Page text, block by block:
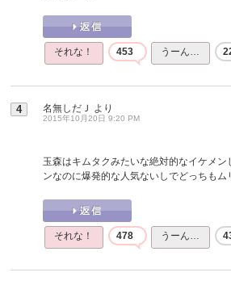
それな！ 453 うーん…
4 名無しだＪ より
2015年10月20日 9:20 PM
玉森はキムタクみたいな絶対的なイケメン
ンなのに爆発的な人気ないしでどっちもム
それな！ 478 うーん…